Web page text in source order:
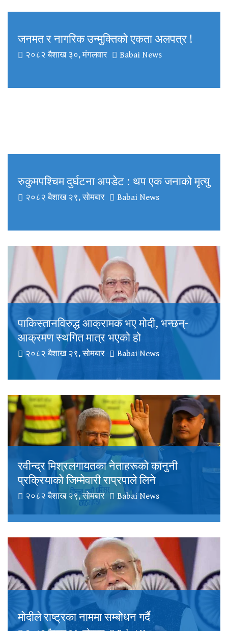
जनमत र नागरिक उन्मुक्तिको एकता अलपत्र !
२०८२ बैशाख ३०, मंगलवार Babai News
रुकुमपश्चिम दुर्घटना अपडेट : थप एक जनाको मृत्यु
२०८२ बैशाख २९, सोमबार Babai News
पाकिस्तानविरुद्ध आक्रामक भए मोदी, भन्छन्-
आक्रमण स्थगित मात्र भएको हो
२०८२ बैशाख २९, सोमबार Babai News
रवीन्द्र मिश्रलगायतका नेताहरूको कानुनी
प्रक्रियाको जिम्मेवारी राप्रपाले लिने
२०८२ बैशाख २९, सोमबार Babai News
मोदीले राष्ट्रका नाममा सम्बोधन गर्दै